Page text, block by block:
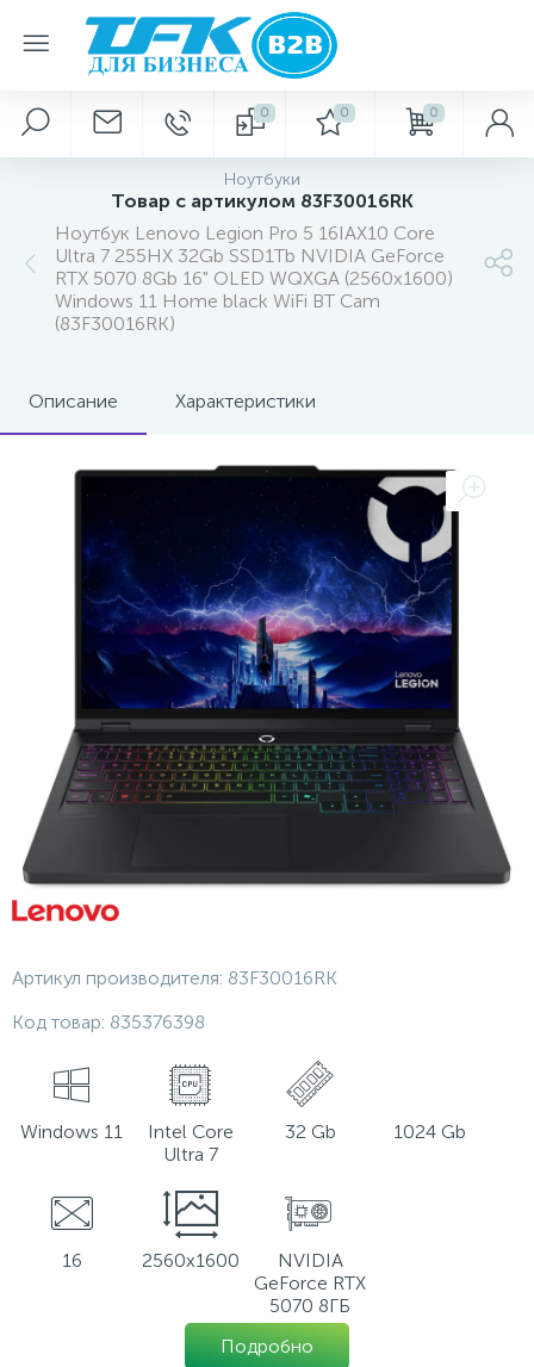
0 0 0
Ноутбуки
Товар с артикулом 83F30016RK
Ноутбук Lenovo Legion Pro 5 16IAX10 Core
Ultra 7 255HX 32Gb SSD1Tb NVIDIA GeForce
RTX 5070 8Gb 16" OLED WQXGA (2560x1600)
Windows 11 Home black WiFi BT Cam
(83F30016RK)
Описание Характеристики
Артикул производителя: 83F30016RK
Код товар: 835376398
Windows 11
Intel Core
Ultra 7
32 Gb 1024 Gb
16 2560x1600
NVIDIA
GeForce RTX
5070 8ГБ
Подробно